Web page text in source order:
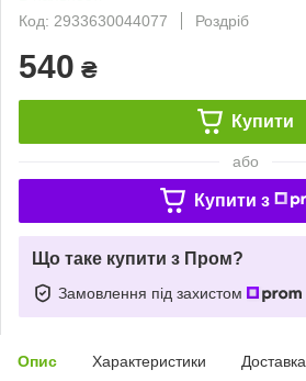
Код: 2933630044077
Роздріб
540 ₴
Купити
або
Купити з
Що таке купити з Пром?
Замовлення під захистом
Опис Характеристики Доставка